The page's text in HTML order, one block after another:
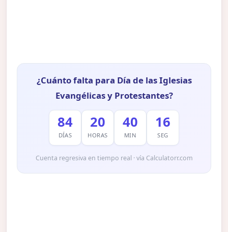
¿Cuánto falta para Día de las Iglesias
Evangélicas y Protestantes?
84
DÍAS
20
HORAS
40
MIN
15
SEG
Cuenta regresiva en tiempo real · vía Calculatorr.com